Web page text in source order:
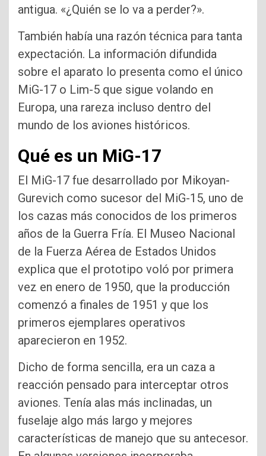
antigua. «¿Quién se lo va a perder?».
También había una razón técnica para tanta
expectación. La información difundida
sobre el aparato lo presenta como el único
MiG-17 o Lim-5 que sigue volando en
Europa, una rareza incluso dentro del
mundo de los aviones históricos.
Qué es un MiG-17
El MiG-17 fue desarrollado por Mikoyan-
Gurevich como sucesor del MiG-15, uno de
los cazas más conocidos de los primeros
años de la Guerra Fría. El Museo Nacional
de la Fuerza Aérea de Estados Unidos
explica que el prototipo voló por primera
vez en enero de 1950, que la producción
comenzó a finales de 1951 y que los
primeros ejemplares operativos
aparecieron en 1952.
Dicho de forma sencilla, era un caza a
reacción pensado para interceptar otros
aviones. Tenía alas más inclinadas, un
fuselaje algo más largo y mejores
características de manejo que su antecesor.